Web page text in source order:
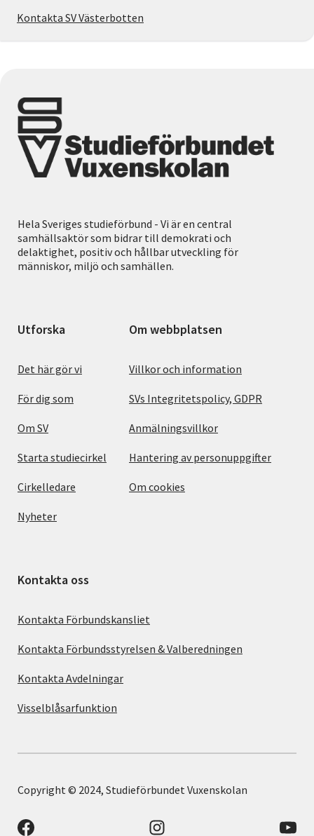
Kontakta SV Västerbotten
Hela Sveriges studieförbund - Vi är en central
samhällsaktör som bidrar till demokrati och
delaktighet, positiv och hållbar utveckling för
människor, miljö och samhällen.
Utforska
Det här gör vi
För dig som
Om SV
Starta studiecirkel
Cirkelledare
Nyheter
Om webbplatsen
Villkor och information
SVs Integritetspolicy, GDPR
Anmälningsvillkor
Hantering av personuppgifter
Om cookies
Kontakta oss
Kontakta Förbundskansliet
Kontakta Förbundsstyrelsen & Valberedningen
Kontakta Avdelningar
Visselblåsarfunktion
Copyright © 2024, Studieförbundet Vuxenskolan